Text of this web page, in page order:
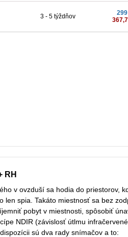
3 - 5 týždňov
RH
v ovzduší sa hodia do priestorov,
len spia. Takáto miestnosť sa bez
pobyt v miestnosti, spôsobiť
NDIR (závislosť útlmu
sú dva rady snímačov a to: